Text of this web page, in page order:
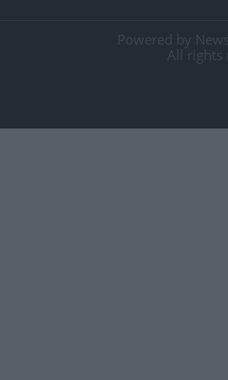
Powered by
All rights